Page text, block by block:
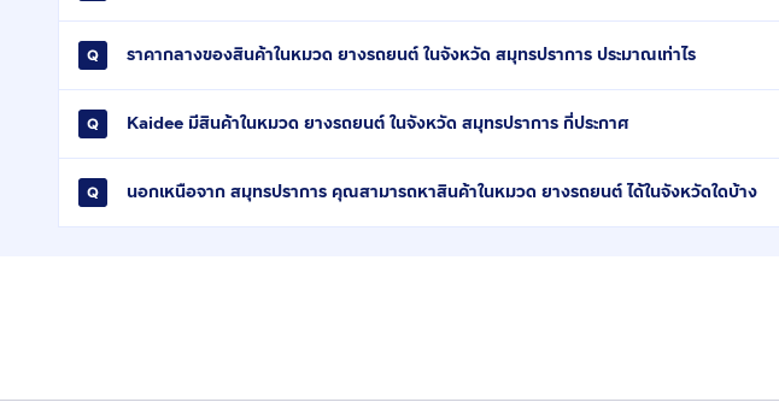
ราคากลางของสินค้าในหมวด ยางรถยนต์ ในจังหวัด สมุทรปราการ ประมาณเท่าไร
Kaidee มีสินค้าในหมวด ยางรถยนต์ ในจังหวัด สมุทรปราการ กี่ประกาศ
นอกเหนือจาก สมุทรปราการ คุณสามารถหาสินค้าในหมวด ยางรถยนต์ ได้ในจังหวัดใดบ้าง